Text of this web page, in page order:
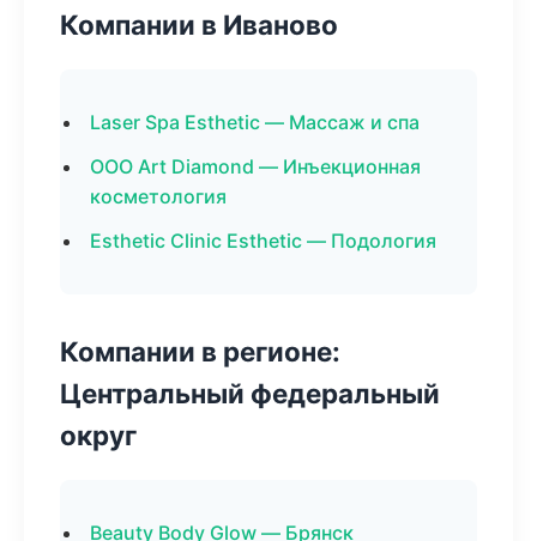
Компании в Иваново
Laser Spa Esthetic — Массаж и спа
ООО Art Diamond — Инъекционная
косметология
Esthetic Clinic Esthetic — Подология
Компании в регионе:
Центральный федеральный
округ
Beauty Body Glow — Брянск